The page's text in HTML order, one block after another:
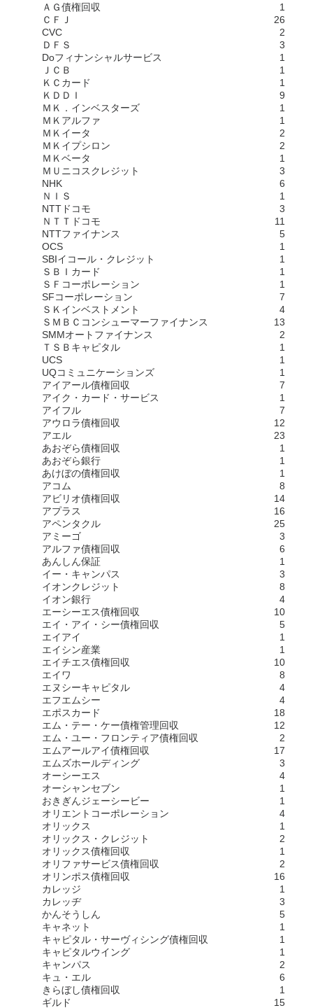
ＡＧ債権回収
1
ＣＦＪ
26
CVC
2
ＤＦＳ
3
Doフィナンシャルサービス
1
ＪＣＢ
1
ＫＣカード
1
ＫＤＤＩ
9
ＭＫ．インベスターズ
1
ＭＫアルファ
1
ＭＫイータ
2
ＭＫイプシロン
2
ＭＫベータ
1
ＭＵニコスクレジット
3
NHK
6
ＮＩＳ
1
NTTドコモ
3
ＮＴＴドコモ
11
NTTファイナンス
5
OCS
1
SBIイコール・クレジット
1
ＳＢＩカード
1
ＳＦコーポレーション
1
SFコーポレーション
7
ＳＫインベストメント
4
ＳＭＢＣコンシューマーファイナンス
13
SMMオートファイナンス
2
ＴＳＢキャピタル
1
UCS
1
UQコミュニケーションズ
1
アイアール債権回収
7
アイク・カード・サービス
1
アイフル
7
アウロラ債権回収
12
アエル
23
あおぞら債権回収
1
あおぞら銀行
1
あけぼの債権回収
1
アコム
8
アビリオ債権回収
14
アプラス
16
アペンタクル
25
アミーゴ
3
アルファ債権回収
6
あんしん保証
1
イー・キャンパス
3
イオンクレジット
8
イオン銀行
4
エーシーエス債権回収
10
エイ・アイ・シー債権回収
5
エイアイ
1
エイシン産業
1
エイチエス債権回収
10
エイワ
8
エヌシーキャピタル
4
エフエムシー
4
エポスカード
18
エム・テー・ケー債権管理回収
12
エム・ユー・フロンティア債権回収
2
エムアールアイ債権回収
17
エムズホールディング
3
オーシーエス
4
オーシャンセブン
1
おきぎんジェーシービー
1
オリエントコーポレーション
4
オリックス
1
オリックス・クレジット
2
オリックス債権回収
1
オリファサービス債権回収
2
オリンポス債権回収
16
カレッジ
1
カレッヂ
3
かんそうしん
5
キャネット
1
キャピタル・サーヴィシング債権回収
1
キャピタルウイング
1
キャンパス
2
キュ・エル
6
きらぼし債権回収
1
ギルド
15